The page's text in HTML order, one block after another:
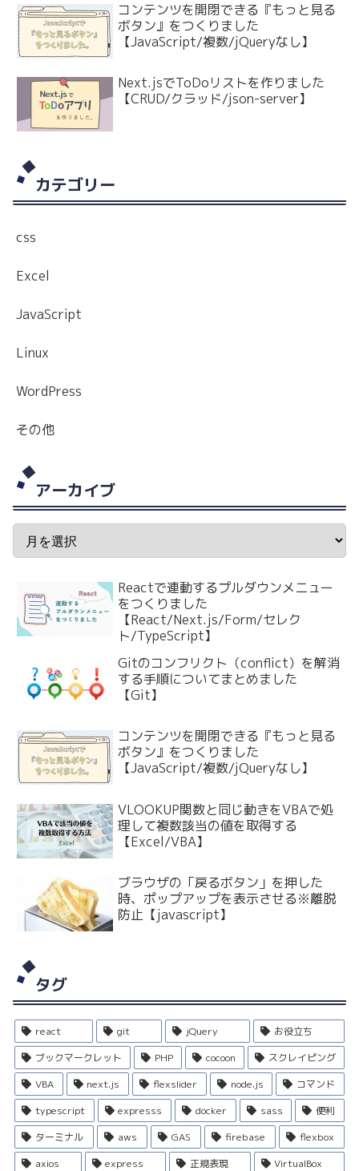
コンテンツを開閉できる『もっと見る
ボタン』をつくりました
【JavaScript/複数/jQueryなし】
Next.jsでToDoリストを作りました
【CRUD/クラッド/json-server】
カテゴリー
css
Excel
JavaScript
Linux
WordPress
その他
アーカイブ
Reactで連動するプルダウンメニュー
をつくりました
【React/Next.js/Form/セレク
ト/TypeScript】
Gitのコンフリクト（conflict）を解消
する手順についてまとめました
【Git】
コンテンツを開閉できる『もっと見る
ボタン』をつくりました
【JavaScript/複数/jQueryなし】
VLOOKUP関数と同じ動きをVBAで処
理して複数該当の値を取得する
【Excel/VBA】
ブラウザの「戻るボタン」を押した
時、ポップアップを表示させる※離脱
防止【javascript】
タグ
react git jQuery
お役立ち
ブックマークレット
PHP cocoon
スクレイピング
VBA
next.js flexslider node.js
コマンド
typescript
expresss docker sass
便利
ターミナル
aws GAS firebase
flexbox
axios
express 正規表現
VirtualBox